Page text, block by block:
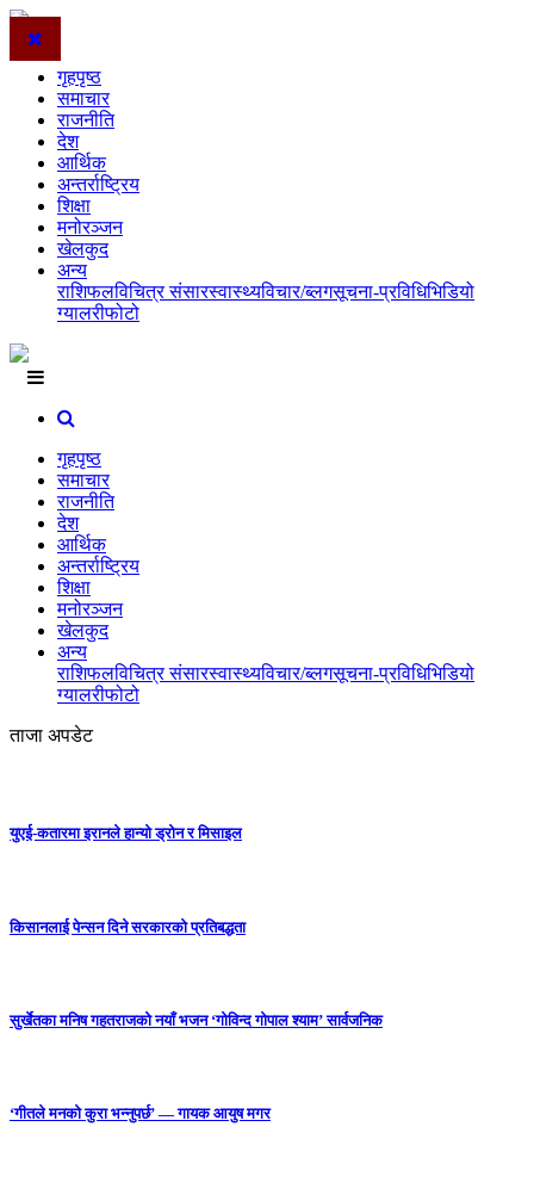
गृहपृष्ठ
समाचार
राजनीति
देश
आर्थिक
अन्तर्राष्ट्रिय
शिक्षा
मनोरञ्जन
खेलकुद
अन्य
राशिफलविचित्र संसारस्वास्थ्यविचार/ब्लगसूचना-प्रविधिभिडियो
ग्यालरीफोटो
गृहपृष्ठ
समाचार
राजनीति
देश
आर्थिक
अन्तर्राष्ट्रिय
शिक्षा
मनोरञ्जन
खेलकुद
अन्य
राशिफलविचित्र संसारस्वास्थ्यविचार/ब्लगसूचना-प्रविधिभिडियो
ग्यालरीफोटो
ताजा अपडेट
युएई-कतारमा इरानले हान्यो ड्रोन र मिसाइल
किसानलाई पेन्सन दिने सरकारको प्रतिबद्धता
सुर्खेतका मनिष गहतराजको नयाँ भजन ‘गोविन्द गोपाल श्याम’ सार्वजनिक
‘गीतले मनको कुरा भन्नुपर्छ’ — गायक आयुष मगर